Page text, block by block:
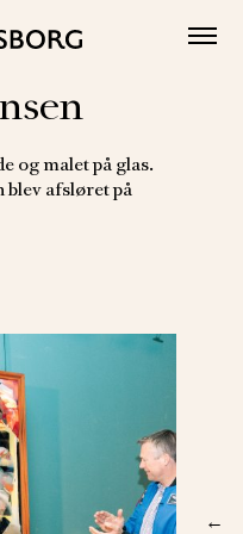
og malet på glas.
afsløret på
←